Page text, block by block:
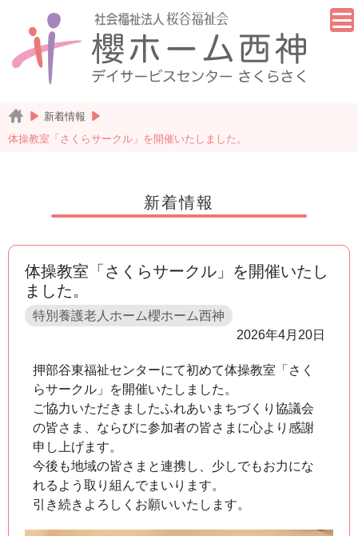
新着情報
体操教室「さくらサークル」を開催いたしました。
新着情報
体操教室「さくらサークル」を開催いたし
ました。
特別養護老人ホーム櫻ホーム西神
2026年4月20日
押部谷東福祉センターにて初めて体操教室「さく
らサークル」を開催いたしました。
ご協力いただきましたふれあいまちづくり協議会
の皆さま、ならびに参加者の皆さまに心より感謝
申し上げます。
今後も地域の皆さまと連携し、少しでもお力にな
れるよう取り組んでまいります。
引き続きよろしくお願いいたします。